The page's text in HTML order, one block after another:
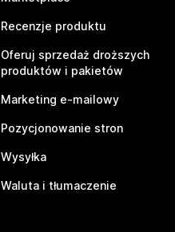
Recenzje produktu
Oferuj sprzedaż droższych
produktów i pakietów
Marketing e-mailowy
Pozycjonowanie stron
Wysyłka
Waluta i tłumaczenie